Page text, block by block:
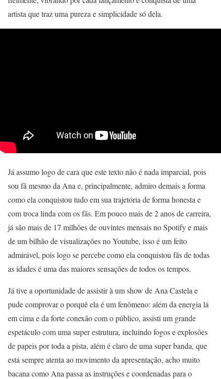
artista que traz uma pureza e simplicidade só dela.
Já assumo logo de cara que este texto não é nada imparcial, pois
sou fã mesmo da Ana e, principalmente, admiro demais a forma
como ela conquistou tudo em sua trajetória de forma honesta e
com troca linda com os fãs. Em pouco mais de 2 anos de carreira,
já são mais de 17 milhões de ouvintes mensais no Spotify e mais
de um bilhão de visualizações no Youtube, isso é um feito
admirável, pois logo se percebe como ela conquistou fãs de todas
as idades é uma das maiores sensações de todos os tempos.
Já tive a oportunidade de assistir à um show de Ana Castela e
pude comprovar o porquê ela é um fenômeno: além da energia lá
em cima e da forte conexão com o público, assisti um grande
espetáculo com uma super estrutura, incluindo fogos e explosões
de papeis por toda a pista, além é claro de uma super banda, que
está sempre atenta ao movimento da apresentação, acho muito
bacana como Ana passa as instruções e coordenadas para o